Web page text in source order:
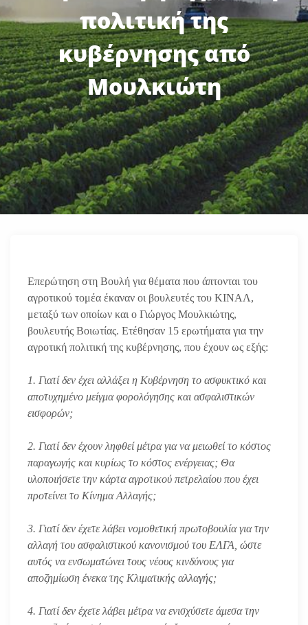
πολιτική της
κυβέρνησης από
Μουλκιώτη
Επερώτηση στη Βουλή για θέματα που άπτονται του
αγροτικού τομέα έκαναν οι βουλευτές του ΚΙΝΑΛ,
μεταξύ των οποίων και ο Γιώργος Μουλκιώτης,
βουλευτής Βοιωτίας. Ετέθησαν 15 ερωτήματα για την
αγροτική πολιτική της κυβέρνησης, που έχουν ως εξής:
1. Γιατί δεν έχει αλλάξει η Κυβέρνηση το ασφυκτικό και
αποτυχημένο μείγμα φορολόγησης και ασφαλιστικών
εισφορών;
2. Γιατί δεν έχουν ληφθεί μέτρα για να μειωθεί το κόστος
παραγωγής και κυρίως το κόστος ενέργειας; Θα
υλοποιήσετε την κάρτα αγροτικού πετρελαίου που έχει
προτείνει το Κίνημα Αλλαγής;
3. Γιατί δεν έχετε λάβει νομοθετική πρωτοβουλία για την
αλλαγή του ασφαλιστικού κανονισμού του ΕΛΓΑ, ώστε
αυτός να ενσωματώνει τους νέους κινδύνους για
αποζημίωση ένεκα της Κλιματικής αλλαγής;
4. Γιατί δεν έχετε λάβει μέτρα να ενισχύσετε άμεσα την